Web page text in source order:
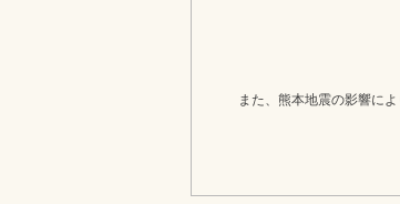
また、熊本地震の影響に